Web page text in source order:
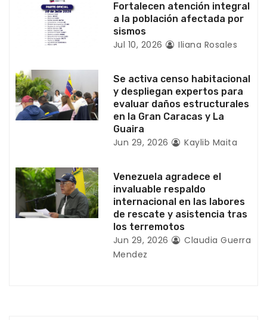
r
a
s
Fortalecen atención integral
a la población afectada por
sismos
Jul 10, 2026 Iliana Rosales
Se activa censo habitacional
y despliegan expertos para
evaluar daños estructurales
en la Gran Caracas y La
Guaira
Jun 29, 2026 Kaylib Maita
Venezuela agradece el
invaluable respaldo
internacional en las labores
de rescate y asistencia tras
los terremotos
Jun 29, 2026
Claudia Guerra
Mendez